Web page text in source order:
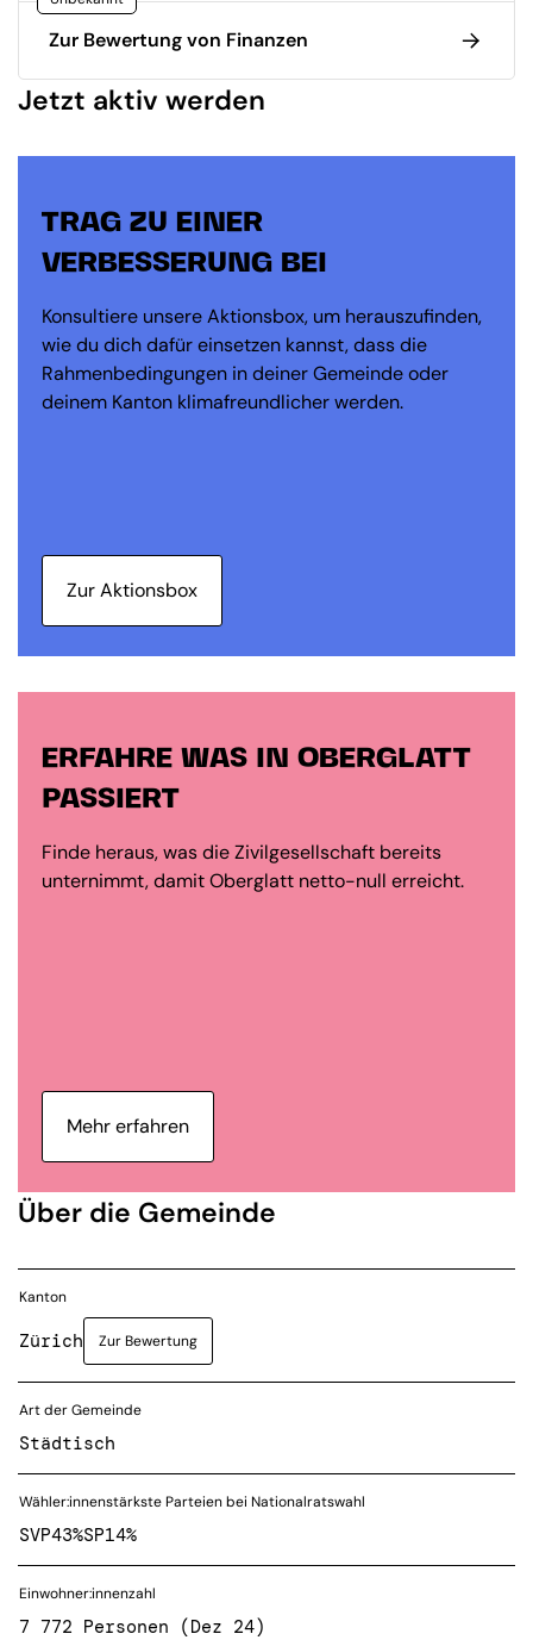
Zur Bewertung von Finanzen
Jetzt aktiv werden
TRAG ZU EINER
VERBESSERUNG BEI
Konsultiere unsere Aktionsbox, um herauszufinden,
wie du dich dafür einsetzen kannst, dass die
Rahmenbedingungen in deiner Gemeinde oder
deinem Kanton klimafreundlicher werden.
Zur Aktionsbox
ERFAHRE WAS IN OBERGLATT
PASSIERT
Finde heraus, was die Zivilgesellschaft bereits
unternimmt, damit Oberglatt netto-null erreicht.
Mehr erfahren
Über die Gemeinde
Kanton
Zürich Zur Bewertung
Art der Gemeinde
Städtisch
Wähler:innenstärkste Parteien bei Nationalratswahl
SVP43%SP14%
Einwohner:innenzahl
7 772 Personen (Dez 24)